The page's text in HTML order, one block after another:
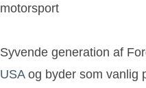
motorsport
Syvende generation af
USAog byder som vanlig